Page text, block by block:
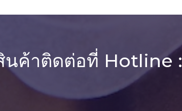
นค้าติดต่อที่ Hotline :